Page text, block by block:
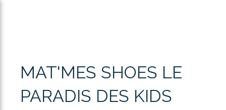
MAT'MES SHOES LE
PARADIS DES KIDS